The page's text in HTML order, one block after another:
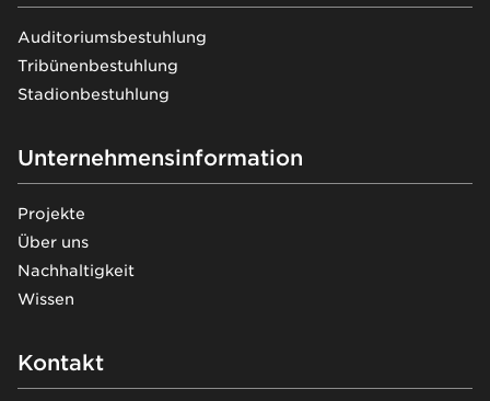
Auditoriumsbestuhlung
Tribünenbestuhlung
Stadionbestuhlung
Unternehmensinformation
Projekte
Über uns
Nachhaltigkeit
Wissen
Kontakt